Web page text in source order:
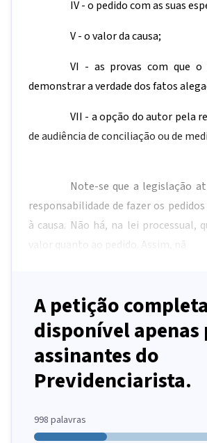
IV - o pedido com as suas
V - o valor da causa;
VI - as provas com que o
demonstrar a verdade dos fatos
VII - a opção do autor pela
de audiência de conciliação ou de
Note-se que a legislação
responsabilidade de fazer os
à causa. Não há, na lei processual,
valor quanto ao pedido. Assim, nã
A petição
disponível apenas
assinantes do
Previdenciarista.
998 palavras